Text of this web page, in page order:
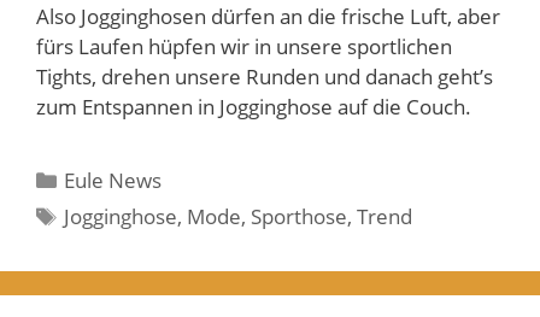
Also Jogginghosen dürfen an die frische Luft, aber
fürs Laufen hüpfen wir in unsere sportlichen
Tights, drehen unsere Runden und danach geht’s
zum Entspannen in Jogginghose auf die Couch.
Kategorien
Eule News
Schlagwörter
Jogginghose, Mode, Sporthose,Trend